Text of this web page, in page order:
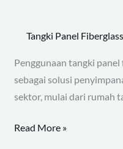
Tangki Panel Fiberglass
Penggunaan tangki
sebagai solusi
sektor, mulai dari rumah
Read More »